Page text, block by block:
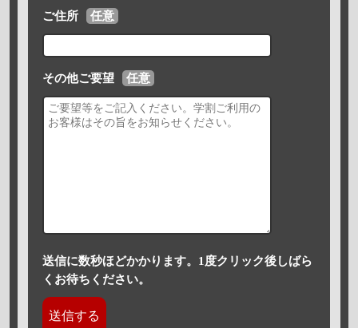
ご住所 任意
その他ご要望 任意
送信に数秒ほどかかります。1度クリック後しばら
くお待ちください。